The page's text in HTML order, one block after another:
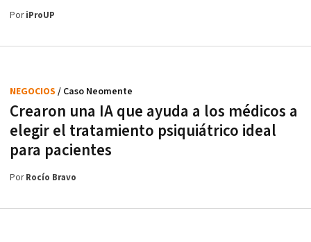
PoriProUP
Crearon una IA que ayuda a los médicos a
elegir el tratamiento psiquiátrico ideal
para pacientes
NEGOCIOS / Caso Neomente
PorRocío Bravo